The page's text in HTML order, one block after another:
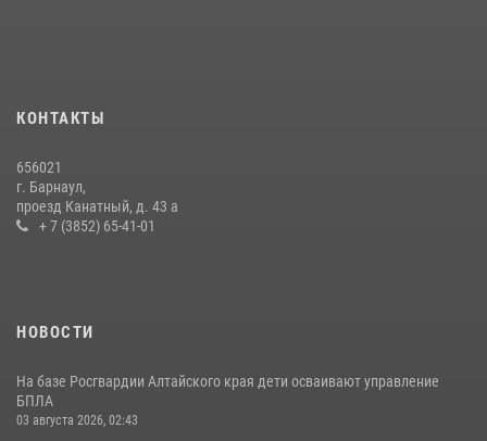
КОНТАКТЫ
656021
г. Барнаул,
проезд Канатный, д. 43 а
+ 7 (3852) 65-41-01
НОВОСТИ
На базе Росгвардии Алтайского края дети осваивают управление
БПЛА
03 августа 2026, 02:43